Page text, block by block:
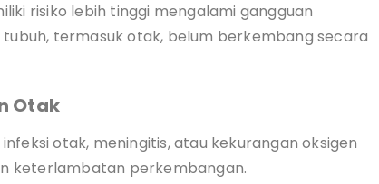
risiko lebih tinggi mengalami gangguan
termasuk otak, belum berkembang secara
Otak
otak, meningitis, atau kekurangan oksigen
keterlambatan perkembangan.